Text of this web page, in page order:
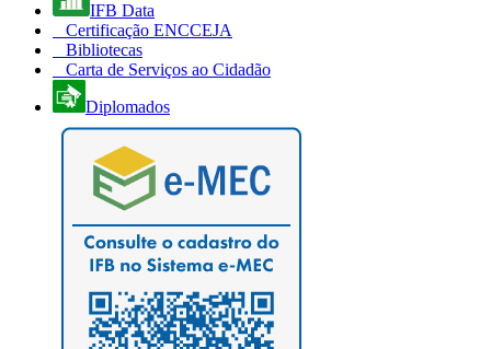
IFB Data
Certificação ENCCEJA
Bibliotecas
Carta de Serviços ao Cidadão
Diplomados